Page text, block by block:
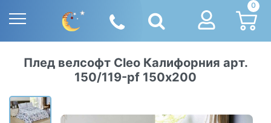
0
Плед велсофт Cleo Калифорния арт.
150/119-pf 150х200